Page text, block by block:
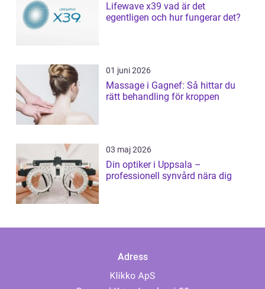
Lifewave x39 vad är det
egentligen och hur fungerar det?
01 juni 2026
Massage i Gagnef: Så hittar du
rätt behandling för kroppen
03 maj 2026
Din optiker i Uppsala –
professionell synvård nära dig
Adress